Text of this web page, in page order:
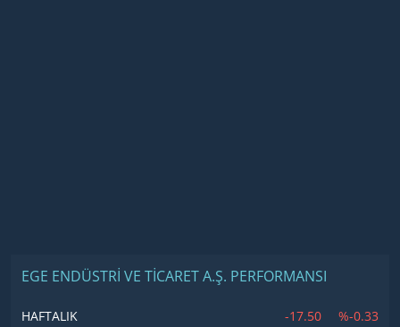
EGE ENDÜSTRI VE TICARET A.Ş. PERFORMANSI
HAFTALIK -17.50
%-0.33